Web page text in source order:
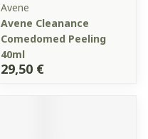
Avene
Avene Cleanance
Comedomed Peeling
40ml
29,50 €